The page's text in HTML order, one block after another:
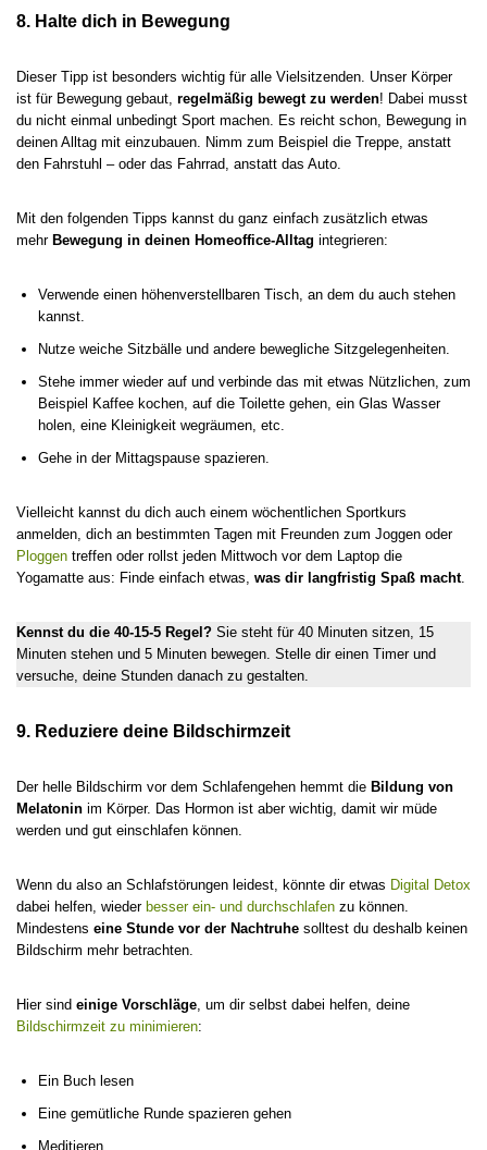
8. Halte dich in Bewegung
Dieser Tipp ist besonders wichtig für alle Vielsitzenden. Unser Körper
ist für Bewegung gebaut, regelmäßig bewegt zu werden! Dabei musst
du nicht einmal unbedingt Sport machen. Es reicht schon, Bewegung in
deinen Alltag mit einzubauen. Nimm zum Beispiel die Treppe, anstatt
den Fahrstuhl – oder das Fahrrad, anstatt das Auto.
Mit den folgenden Tipps kannst du ganz einfach zusätzlich etwas
mehr Bewegung in deinen Homeoffice-Alltag integrieren:
Verwende einen höhenverstellbaren Tisch, an dem du auch stehen
kannst.
Nutze weiche Sitzbälle und andere bewegliche Sitzgelegenheiten.
Stehe immer wieder auf und verbinde das mit etwas Nützlichen, zum
Beispiel Kaffee kochen, auf die Toilette gehen, ein Glas Wasser
holen, eine Kleinigkeit wegräumen, etc.
Gehe in der Mittagspause spazieren.
Vielleicht kannst du dich auch einem wöchentlichen Sportkurs
anmelden, dich an bestimmten Tagen mit Freunden zum Joggen oder
Ploggen treffen oder rollst jeden Mittwoch vor dem Laptop die
Yogamatte aus: Finde einfach etwas, was dir langfristig Spaß macht.
Kennst du die 40-15-5 Regel? Sie steht für 40 Minuten sitzen, 15
Minuten stehen und 5 Minuten bewegen. Stelle dir einen Timer und
versuche, deine Stunden danach zu gestalten.
9. Reduziere deine Bildschirmzeit
Der helle Bildschirm vor dem Schlafengehen hemmt die Bildung von
Melatonin im Körper. Das Hormon ist aber wichtig, damit wir müde
werden und gut einschlafen können.
Wenn du also an Schlafstörungen leidest, könnte dir etwas Digital Detox
dabei helfen, wieder besser ein- und durchschlafen zu können.
Mindestens eine Stunde vor der Nachtruhe solltest du deshalb keinen
Bildschirm mehr betrachten.
Hier sind einige Vorschläge , um dir selbst dabei helfen, deine
Bildschirmzeit zu minimieren:
Ein Buch lesen
Eine gemütliche Runde spazieren gehen
Meditieren